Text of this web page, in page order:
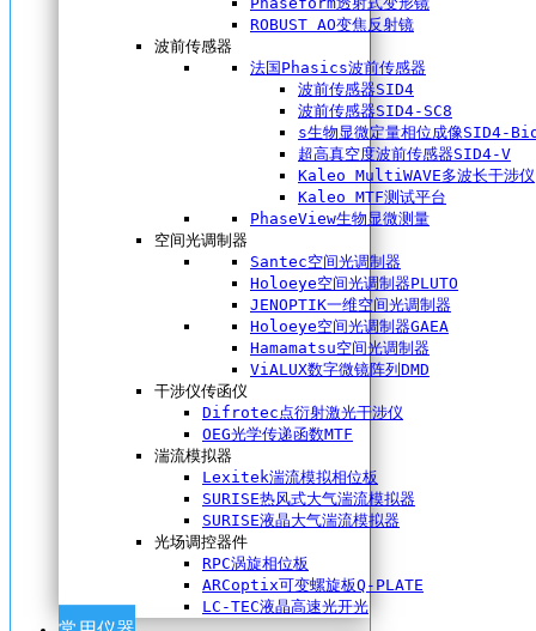
ROBUST AO变焦反射镜
波前传感器
法国Phasics波前传感器
波前传感器SID4
波前传感器SID4-SC8
s生物显微定量相位成像SID4-
超高真空度波前传感器SID4-V
Kaleo MultiWAVE多波长干涉仪
Kaleo MTF测试平台
PhaseView生物显微测量
空间光调制器
Santec空间光调制器
Holoeye空间光调制器PLUTO
JENOPTIK一维空间光调制器
Holoeye空间光调制器GAEA
Hamamatsu空间光调制器
ViALUX数字微镜阵列DMD
干涉仪传函仪
Difrotec点衍射激光干涉仪
OEG光学传递函数MTF
湍流模拟器
Lexitek湍流模拟相位板
SURISE热风式大气湍流模拟器
SURISE液晶大气湍流模拟器
光场调控器件
RPC涡旋相位板
ARCoptix可变螺旋板Q-PLATE
LC-TEC液晶高速光开光